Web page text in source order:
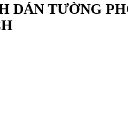
DÁN TƯỜNG